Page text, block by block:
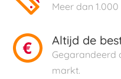
Meer dan
Altijd de
Gegarandeerd
markt.